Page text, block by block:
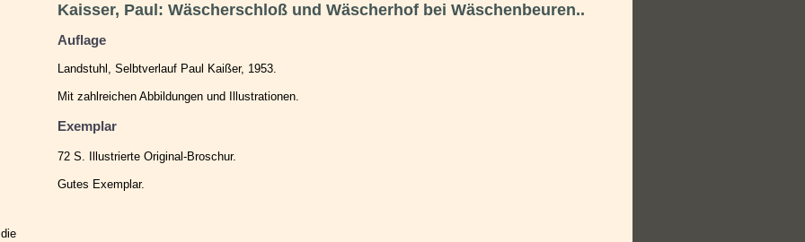
Kaisser, Paul: Wäscherschloß und Wäscherhof bei Wäschenbeuren..
Auflage
Landstuhl, Selbtverlauf Paul Kaißer, 1953.
Mit zahlreichen Abbildungen und Illustrationen.
Exemplar
72 S. Illustrierte Original-Broschur.
Gutes Exemplar.